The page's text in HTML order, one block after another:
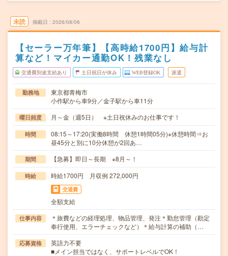
未読 掲載日 2026/08/06
【セーラー万年筆】【高時給1700円】給与計
算など！マイカー通勤OK！残業なし
交通費別途支給あり 土日祝日が休み WEB登録OK 派遣
勤務地
東京都青梅市
小作駅から車9分／金子駅から車11分
曜日頻度 月～金（週5日） ※土日祝休みのお仕事です！
時間
08:15～17:20(実働8時間 休憩1時間05分)※休憩時間⇒お
昼45分と別に10分休憩が2回あ…
期間 【急募】即日～長期 ※8月～！
時給 時給1700円 月収例 272,000円
交通費
全額支給
仕事内容
＊旅費などの経理処理、物品管理、発注＊勤怠管理（勘定
奉行使用、エラーチェックなど）＊給与計算の補助（…
応募資格
英語力不要
■メイン担当ではなく、サポートレベルでOK！